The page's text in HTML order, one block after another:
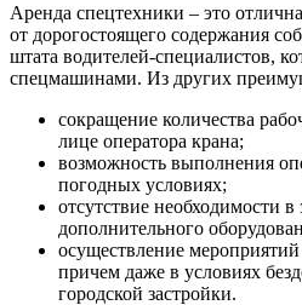
Аренда спецтехники – это
от дорогостоящего содержания
штата водителей-специалистов,
спецмашинами. Из других
сокращение количества
лице оператора крана;
возможность выполнения
погодных условиях;
отсутствие необходимости в
дополнительного
осуществление
причем даже в условиях
городской застройки.